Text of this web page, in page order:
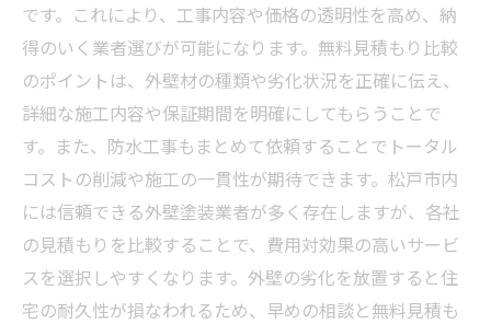
です。これにより、工事内容や価格の透明性を高め、納
得のいく業者選びが可能になります。無料見積もり比較
のポイントは、外壁材の種類や劣化状況を正確に伝え、
詳細な施工内容や保証期間を明確にしてもらうことで
す。また、防水工事もまとめて依頼することでトータル
コストの削減や施工の一貫性が期待できます。松戸市内
には信頼できる外壁塗装業者が多く存在しますが、各社
の見積もりを比較することで、費用対効果の高いサービ
スを選択しやすくなります。外壁の劣化を放置すると住
宅の耐久性が損なわれるため、早めの相談と無料見積も